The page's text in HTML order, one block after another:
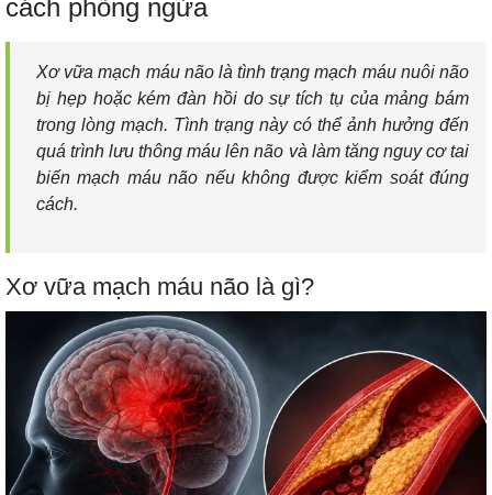
cách phòng ngừa
Xơ vữa mạch máu não là tình trạng mạch máu nuôi não
bị hẹp hoặc kém đàn hồi do sự tích tụ của mảng bám
trong lòng mạch. Tình trạng này có thể ảnh hưởng đến
quá trình lưu thông máu lên não và làm tăng nguy cơ tai
biến mạch máu não nếu không được kiểm soát đúng
cách.
Xơ vữa mạch máu não là gì?